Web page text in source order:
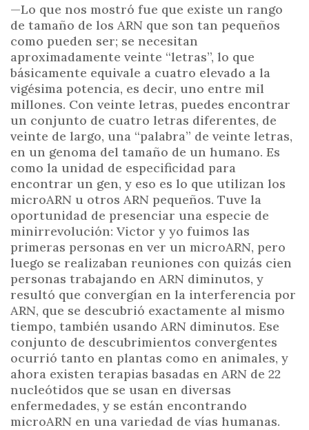
—Lo que nos mostró fue que existe un rango
de tamaño de los ARN que son tan pequeños
como pueden ser; se necesitan
aproximadamente veinte “letras”, lo que
básicamente equivale a cuatro elevado a la
vigésima potencia, es decir, uno entre mil
millones. Con veinte letras, puedes encontrar
un conjunto de cuatro letras diferentes, de
veinte de largo, una “palabra” de veinte letras,
en un genoma del tamaño de un humano. Es
como la unidad de especificidad para
encontrar un gen, y eso es lo que utilizan los
microARN u otros ARN pequeños. Tuve la
oportunidad de presenciar una especie de
minirrevolución: Victor y yo fuimos las
primeras personas en ver un microARN, pero
luego se realizaban reuniones con quizás cien
personas trabajando en ARN diminutos, y
resultó que convergían en la interferencia por
ARN, que se descubrió exactamente al mismo
tiempo, también usando ARN diminutos. Ese
conjunto de descubrimientos convergentes
ocurrió tanto en plantas como en animales, y
ahora existen terapias basadas en ARN de 22
nucleótidos que se usan en diversas
enfermedades, y se están encontrando
microARN en una variedad de vías humanas.